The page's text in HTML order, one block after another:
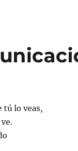
tú lo veas,